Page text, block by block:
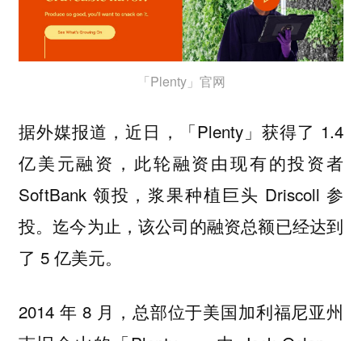
「Plenty」官网
据外媒报道，近日，「Plenty」获得了 1.4
亿美元融资，此轮融资由现有的投资者
SoftBank 领投，浆果种植巨头 Driscoll 参
投。迄今为止，该公司的融资总额已经达到
了 5 亿美元。
2014 年 8 月，总部位于美国加利福尼亚州